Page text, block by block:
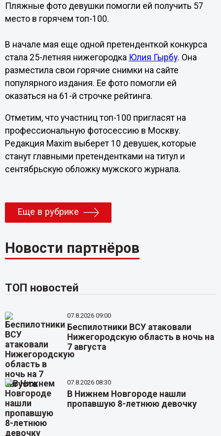
Пляжные фото девушки помогли ей получить 57
место в горячем топ-100.
В начале мая еще одной претенденткой конкурса
стала 25-летняя нижегородка Юлия Гырбу. Она
разместила свои горячие снимки на сайте
популярного издания. Ее фото помогли ей
оказаться на 61-й строчке рейтинга.
Отметим, что участниц топ-100 пригласят на
профессиональную фотосессию в Москву.
Редакция Maxim выберет 10 девушек, которые
станут главными претендентками на титул и
сентябрьскую обложку мужского журнала.
Еще в рубрике
Новости партнёров
ТОП новостей
07.8.2026 09:00
Беспилотники ВСУ атаковали
Нижегородскую область в ночь на
7 августа
07.8.2026 08:30
В Нижнем Новгороде нашли
пропавшую 8-летнюю девочку